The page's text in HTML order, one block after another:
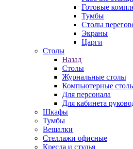
Готовые
Тумбы
Столы
Экраны
Царги
Столы
Назад
Столы
Журнальные столы
Компьютерные
Для персонала
Для кабинета
Шкафы
Тумбы
Вешалки
Стеллажи офисные
Кресла и стулья